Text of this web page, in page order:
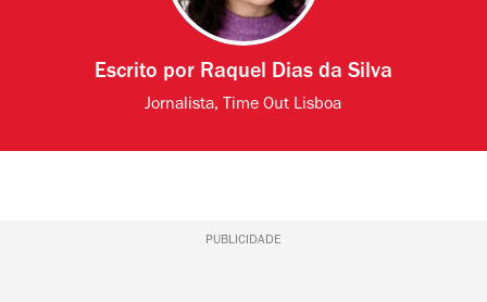
Escrito por Raquel Dias da Silva
Jornalista, Time Out Lisboa
PUBLICIDADE